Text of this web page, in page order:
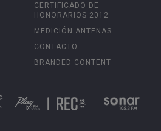
CERTIFICADO DE
HONORARIOS 2012
MEDICIÓN ANTENAS
CONTACTO
BRANDED CONTENT